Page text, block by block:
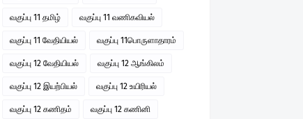
வகுப்பு 11 தமிழ் வகுப்பு 11 வணிகவியல்
வகுப்பு 11 வேதியியல் வகுப்பு 11பொருளாதாரம்
வகுப்பு 12 வேதியியல் வகுப்பு 12 ஆங்கிலம்
வகுப்பு 12 இயற்பியல் வகுப்பு 12 உயிரியல்
வகுப்பு 12 கணிதம் வகுப்பு 12 கணினி